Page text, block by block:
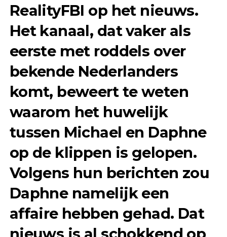
RealityFBI op het nieuws.
Het kanaal, dat vaker als
eerste met roddels over
bekende Nederlanders
komt, beweert te weten
waarom het huwelijk
tussen Michael en Daphne
op de klippen is gelopen.
Volgens hun berichten zou
Daphne namelijk een
affaire hebben gehad. Dat